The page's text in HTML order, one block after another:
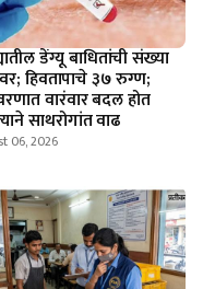
डेंग्यू बाधितांची संख्या
हिवतापाचे ३७ रुग्ण;
वारंवार बदल होत
साथरोगांत वाढ
06, 2026